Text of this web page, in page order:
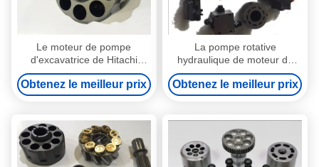
Le moteur de pompe
d'excavatrice de Hitachi
partie ISO9001-2000
φ118×209 T15 φ49.8 Sφ29
Obtenez le meilleur prix
La pompe rotative
hydraulique de moteur de
voyage partie Ex100-1 pour
l'excavatrice Hmgc16
Obtenez le meilleur prix